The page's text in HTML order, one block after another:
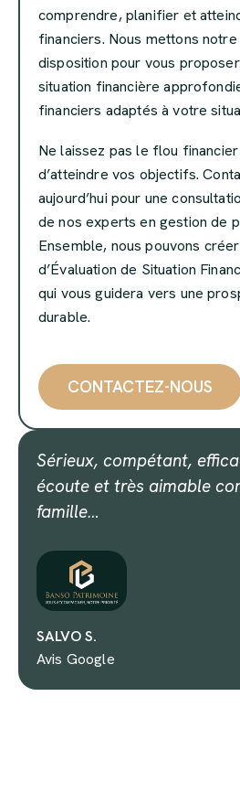
comprendre, planifier et
financiers. Nous mettons
disposition pour vous
situation financière
financiers adaptés à votre
Ne laissez pas le flou
d’atteindre vos objectifs.
aujourd’hui pour une
de nos experts en gestion de
Ensemble, nous pouvons
d’Évaluation de Situation
qui vous guidera vers une
durable.
CONTACTEZ-NOUS
Sérieux, compétant,
écoute et très aimable
famille…
SALVO S.
Avis Google